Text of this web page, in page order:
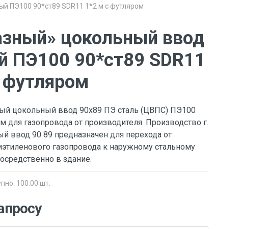
ПЭ100 90*ст89 SDR11 1*2 м с футляром
цокольный ввод
ПЭ100 90*ст89 SDR11
цокольный ввод 90х89 ПЭ сталь (ЦВПС) ПЭ100
для газопровода от производителя. Производство г.
ввод 90 89 предназначен для перехода от
газопровода к наружному стальному
в здание.
100.00 шт.